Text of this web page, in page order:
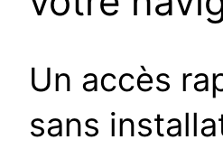
Un accès
sans